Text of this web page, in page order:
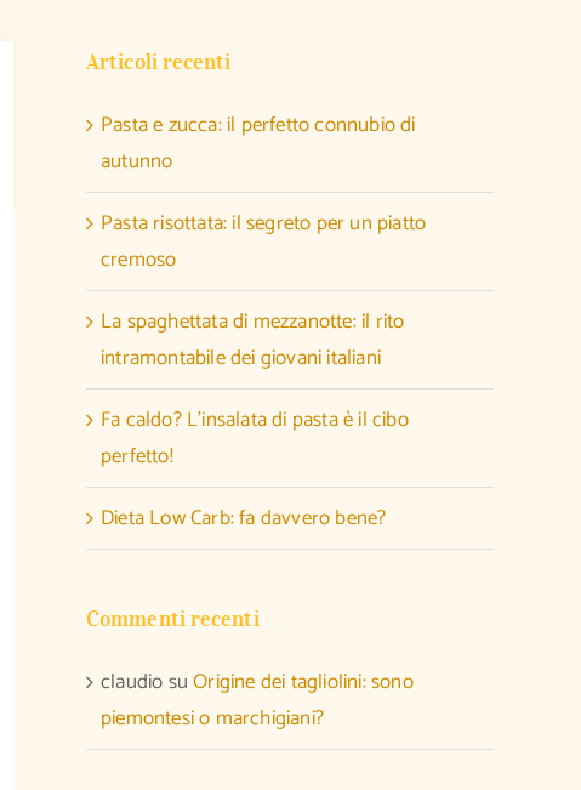
Articoli recenti
Pasta e zucca: il perfetto connubio di
autunno
Pasta risottata: il segreto per un piatto
cremoso
La spaghettata di mezzanotte: il rito
intramontabile dei giovani italiani
Fa caldo? L’insalata di pasta è il cibo
perfetto!
Dieta Low Carb: fa davvero bene?
Commenti recenti
claudiosuOrigine dei tagliolini: sono
piemontesi o marchigiani?